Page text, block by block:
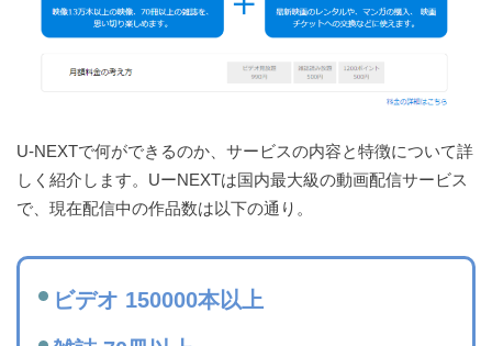
U-NEXTで何ができるのか、サービスの内容と特徴について詳
しく紹介します。UーNEXTは国内最大級の動画配信サービス
で、現在配信中の作品数は以下の通り。
ビデオ 150000本以上